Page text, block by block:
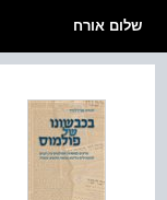
שלום אורח